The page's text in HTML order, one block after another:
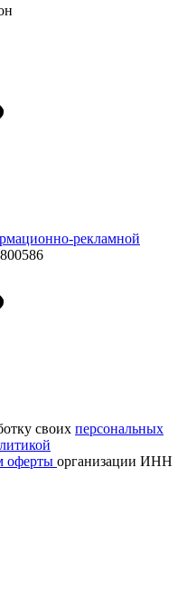
рекламной
своих персональных
оферты организации ИНН